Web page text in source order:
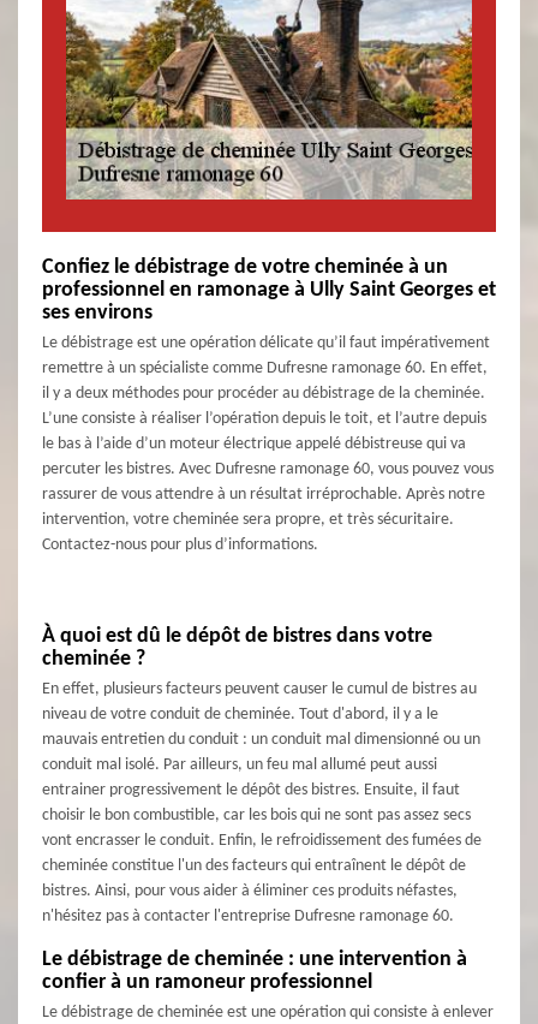
Confiez le débistrage de votre cheminée à un
professionnel en ramonage à Ully Saint Georges et
ses environs
Le débistrage est une opération délicate qu’il faut impérativement
remettre à un spécialiste comme Dufresne ramonage 60. En effet,
il y a deux méthodes pour procéder au débistrage de la cheminée.
L’une consiste à réaliser l’opération depuis le toit, et l’autre depuis
le bas à l’aide d’un moteur électrique appelé débistreuse qui va
percuter les bistres. Avec Dufresne ramonage 60, vous pouvez vous
rassurer de vous attendre à un résultat irréprochable. Après notre
intervention, votre cheminée sera propre, et très sécuritaire.
Contactez-nous pour plus d’informations.
À quoi est dû le dépôt de bistres dans votre
cheminée ?
En effet, plusieurs facteurs peuvent causer le cumul de bistres au
niveau de votre conduit de cheminée. Tout d'abord, il y a le
mauvais entretien du conduit : un conduit mal dimensionné ou un
conduit mal isolé. Par ailleurs, un feu mal allumé peut aussi
entrainer progressivement le dépôt des bistres. Ensuite, il faut
choisir le bon combustible, car les bois qui ne sont pas assez secs
vont encrasser le conduit. Enfin, le refroidissement des fumées de
cheminée constitue l'un des facteurs qui entraînent le dépôt de
bistres. Ainsi, pour vous aider à éliminer ces produits néfastes,
n'hésitez pas à contacter l'entreprise Dufresne ramonage 60.
Le débistrage de cheminée : une intervention à
confier à un ramoneur professionnel
Le débistrage de cheminée est une opération qui consiste à enlever